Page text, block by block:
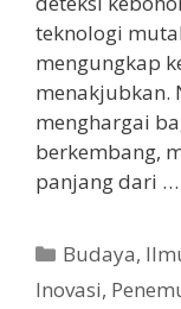
teknologi
mengungkap
menakjubkan.
menghargai
berkembang,
panjang dari …
Kategori
Budaya,
Inovasi,